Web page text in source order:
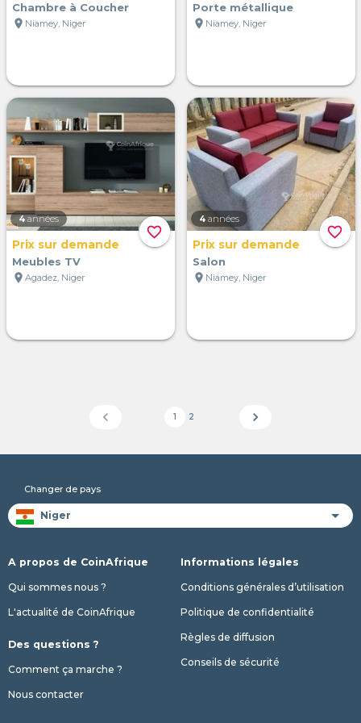
Chambre à Coucher
location_on Niamey, Niger
Porte métallique
location_on Niamey, Niger
favorite_border
4 années
Prix sur demande
Meubles TV
location_on Agadez, Niger
favorite_border
4 années
Prix sur demande
Salon
location_on Niamey, Niger
chevron_left 1 2 chevron_right
Changer de pays
A propos de CoinAfrique
Qui sommes nous ?
L'actualité de CoinAfrique
Des questions ?
Comment ça marche ?
Nous contacter
Informations légales
Conditions générales d’utilisation
Politique de confidentialité
Règles de diffusion
Conseils de sécurité